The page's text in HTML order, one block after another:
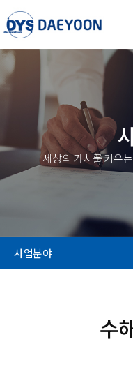
세상의 가치를 키우
사업분야
수